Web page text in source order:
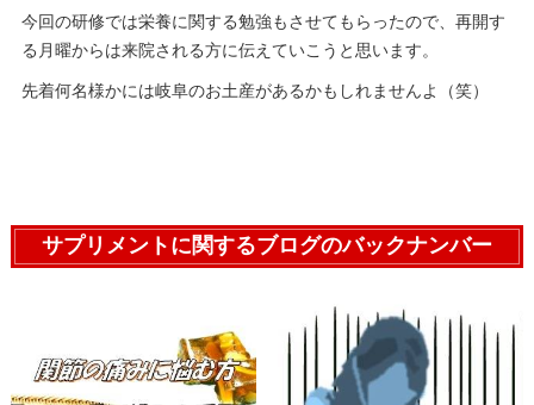
今回の研修では栄養に関する勉強もさせてもらったので、再開す
る月曜からは来院される方に伝えていこうと思います。
先着何名様かには岐阜のお土産があるかもしれませんよ（笑）
サプリメントに関するブログのバックナンバー